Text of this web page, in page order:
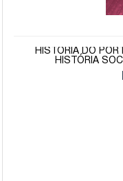
HISTÓRIA DO
HISTÓRIA